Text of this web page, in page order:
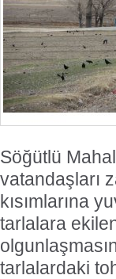
Söğütlü
vatandaşları
kısımlarına
tarlalara
tarlalardaki